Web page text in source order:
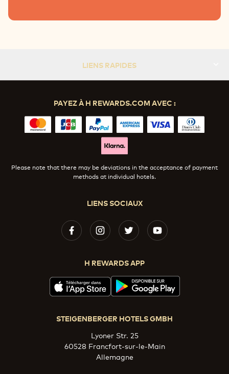
LIENS RAPIDES
LIENS SOCIAUX
H REWARDS APP
PAYEZ À H REWARDS.COM AVEC :
Please note that there may be deviations in the acceptance of payment
methods at individual hotels.
STEIGENBERGER HOTELS GMBH
Lyoner Str. 25
60528 Francfort-sur-le-Main
Allemagne